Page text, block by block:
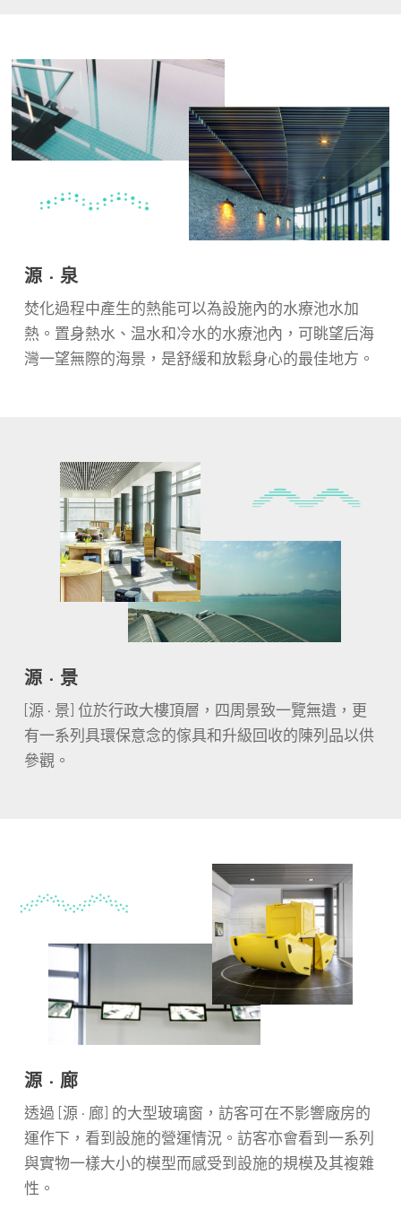
源 · 泉
焚化過程中產生的熱能可以為設施內的水療池水加
熱。置身熱水、温水和冷水的水療池內，可眺望后海
灣一望無際的海景，是舒緩和放鬆身心的最佳地方。
源 · 景
[源 · 景] 位於行政大樓頂層，四周景致一覽無遺，更
有一系列具環保意念的傢具和升級回收的陳列品以供
參觀。
源 · 廊
透過 [源 · 廊] 的大型玻璃窗，訪客可在不影響廠房的
運作下，看到設施的營運情況。訪客亦會看到一系列
與實物一樣大小的模型而感受到設施的規模及其複雜
性。